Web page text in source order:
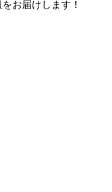
お届けします！